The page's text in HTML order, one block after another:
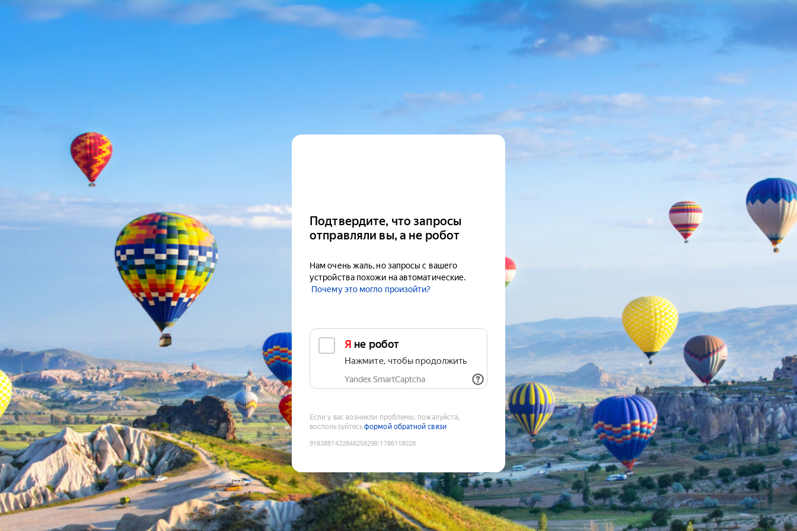
Подтвердите, что запросы
отправляли вы, а не робот
Нам очень жаль, но запросы с вашего
устройства похожи на автоматические.
Почему это могло произойти?
Я не робот
Нажмите, чтобы продолжить
Yandex SmartCaptcha
Если у вас возникли проблемы, пожалуйста,
воспользуйтесьформой обратной связи
9183887422848258298:1786118028